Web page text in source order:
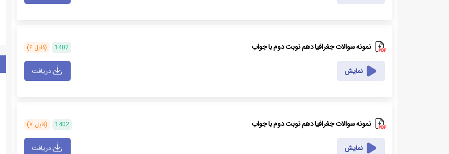
نمونه سوالات جغرافیا دهم نوبت دوم با جواب 1402 (فایل ۶)
نمایش دریافت
نمونه سوالات جغرافیا دهم نوبت دوم با جواب 1402 (فایل ۷)
نمایش دریافت